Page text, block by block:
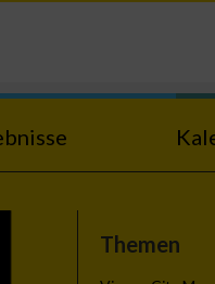
Themen